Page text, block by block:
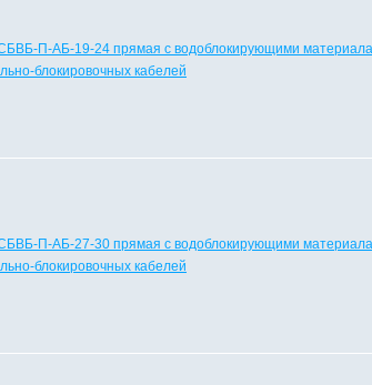
П-АБ-19-24 прямая с водоблокирующими
блокировочных кабелей
П-АБ-27-30 прямая с водоблокирующими
блокировочных кабелей